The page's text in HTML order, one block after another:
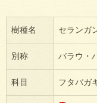
樹種名 セランガ
別称 バラウ・
科目 フタバガ